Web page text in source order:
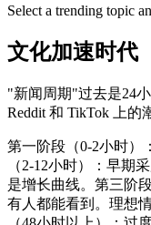
Select a trending topic
文化加速时代
"新闻周期"过去是24
Reddit 和 TikTok 上的
第一阶段（0-2小时）
（2-12小时）：早期
是增长曲线。第三阶
有人都能看到。理想